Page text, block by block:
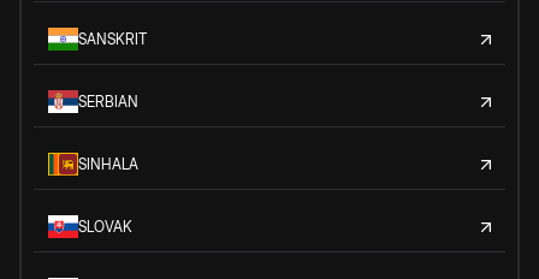
SANSKRIT
SERBIAN
SINHALA
SLOVAK